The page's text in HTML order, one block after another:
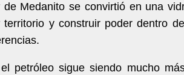
de Medanito se convirtió en una
territorio y construir poder dentro
petróleo sigue siendo mucho